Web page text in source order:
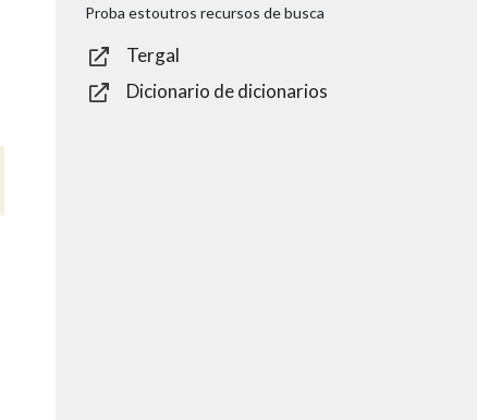
Proba estoutros recursos de busca
Tergal
Dicionario de dicionarios